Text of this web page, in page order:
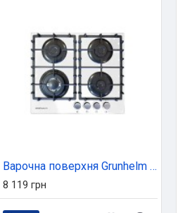
Варочна поверхня Grunhelm GPG 6254 WF
8 119 грн